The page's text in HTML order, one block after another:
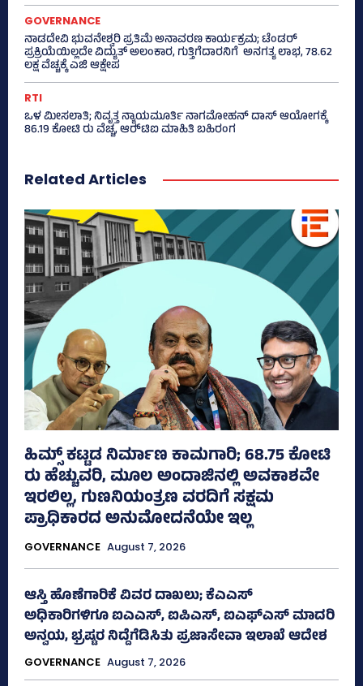
GOVERNANCE
ನಾಡದೇವಿ ಭುವನೇಶ್ವರಿ ಪ್ರತಿಮೆ ಅನಾವರಣ ಕಾರ್ಯಕ್ರಮ; ಟೆಂಡರ್
ಪ್ರಕ್ರಿಯೆಯಿಲ್ಲದೇ ವಿದ್ಯುತ್‌ ಅಲಂಕಾರ, ಗುತ್ತಿಗೆದಾರನಿಗೆ ಅನಗತ್ಯ ಲಾಭ, 78.62
ಲಕ್ಷ ವೆಚ್ಚಕ್ಕೆ ಎಜಿ ಆಕ್ಷೇಪ
RTI
ಒಳ ಮೀಸಲಾತಿ; ನಿವೃತ್ತ ನ್ಯಾಯಮೂರ್ತಿ ನಾಗಮೋಹನ್ ದಾಸ್ ಆಯೋಗಕ್ಕೆ
86.19 ಕೋಟಿ ರು ವೆಚ್ಚ, ಆರ್‍‌ಟಿಐ ಮಾಹಿತಿ ಬಹಿರಂಗ
Related Articles
ಹಿಮ್ಸ್‌ ಕಟ್ಟಡ ನಿರ್ಮಾಣ ಕಾಮಗಾರಿ; 68.75 ಕೋಟಿ
ರು ಹೆಚ್ಚುವರಿ, ಮೂಲ ಅಂದಾಜಿನಲ್ಲಿ ಅವಕಾಶವೇ
ಇರಲಿಲ್ಲ, ಗುಣನಿಯಂತ್ರಣ ವರದಿಗೆ ಸಕ್ಷಮ
ಪ್ರಾಧಿಕಾರದ ಅನುಮೋದನೆಯೇ ಇಲ್ಲ
GOVERNANCE August 7, 2026
ಆಸ್ತಿ ಹೊಣೆಗಾರಿಕೆ ವಿವರ ದಾಖಲು; ಕೆಎಎಸ್
ಅಧಿಕಾರಿಗಳಿಗೂ ಐಎಎಸ್‌, ಐಪಿಎಸ್‌, ಐಎಫ್‌ಎಸ್‌ ಮಾದರಿ
ಅನ್ವಯ, ಭ್ರಷ್ಟರ ನಿದ್ದೆಗೆಡಿಸಿತು ಪ್ರಜಾಸೇವಾ ಇಲಾಖೆ ಆದೇಶ
GOVERNANCE August 7, 2026